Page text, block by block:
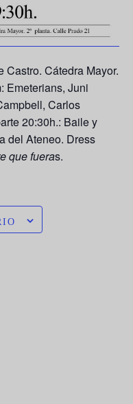
Castro. Cátedra Mayor.
Emeterians, Juni
Carlos
20:30h.: Baile y
del Ateneo. Dress
que fueras.